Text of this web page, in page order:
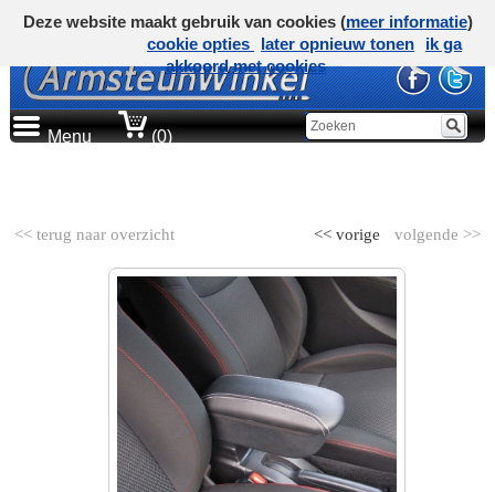
Menu (0)
<< terug naar overzicht volgende >>
<< vorige
Deze website maakt gebruik van cookies (meer informatie)
cookie opties
later opnieuw tonen
ik ga
akkoord met cookies